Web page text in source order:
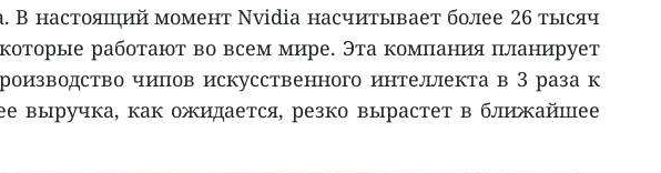
В настоящий момент Nvidia насчитывает более 26 тысяч
работают во всем мире. Эта компания планирует
чипов искусственного интеллекта в 3 раза к
выручка, как ожидается, резко вырастет в ближайшее